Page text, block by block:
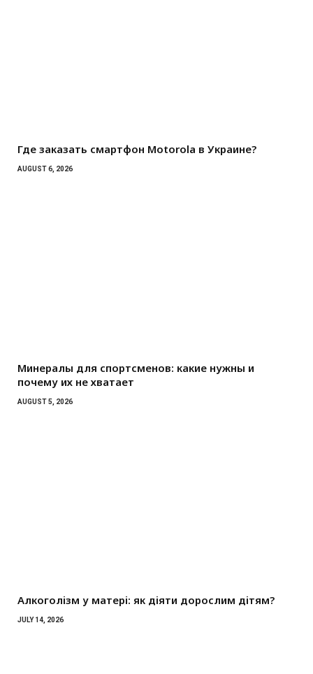
Где заказать смартфон Motorola в Украине?
AUGUST 6, 2026
Минералы для спортсменов: какие нужны и
почему их не хватает
AUGUST 5, 2026
Алкоголізм у матері: як діяти дорослим дітям?
JULY 14, 2026